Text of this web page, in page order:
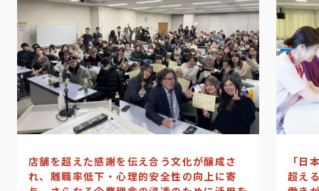
店舗を超えた感謝を伝え合う文化が醸成さ
れ、離職率低下・心理的安全性の向上に寄
「日
超え